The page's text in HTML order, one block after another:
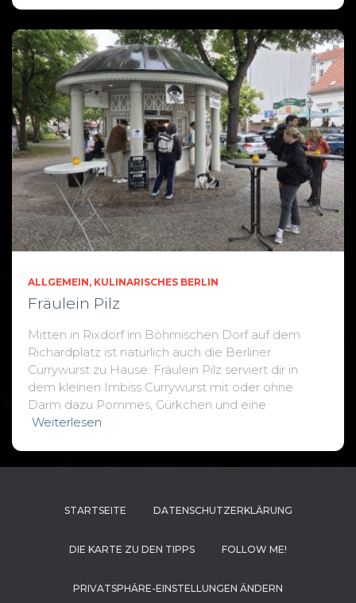
ALLGEMEIN KULINARISCHES BERLIN
Fräulein Pilz
Mitten in Rixdorf im Böhmischen Dorf auf dem
Richardplatz ist natürlich auch die Berliner
Currywurst zu Hause: Fräulein Pilz serviert dir in
dem kleinen Imbiss Currywurst mit oder ohne
Darm dazu Pommes, Gürkchen und eine
Weiterlesen
STARTSEITE DATENSCHUTZERKLÄRUNG
DIE KARTE ZU DEN TIPPS FOLLOW ME!
PRIVATSPHÄRE-EINSTELLUNGEN ÄNDERN